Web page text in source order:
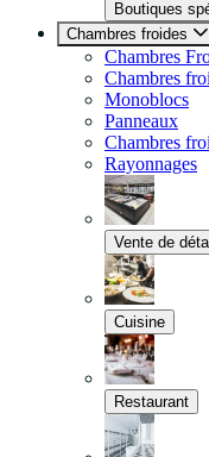
Boutiques
Chambres froides
Chambres
Chambres
Monoblocs
Panneaux
Chambres
Rayonnages
Vente de
Cuisine
Restaurant